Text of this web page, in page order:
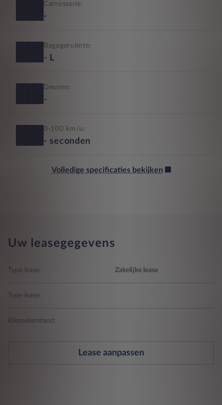
Carrosserie:
-
Bagageruimte:
- L
Deuren:
-
0-100 km/u:
- seconden
Volledige specificaties bekijken
Uw leasegegevens
Type lease: Zakelijke lease
Type lease:
Kilometerstand:
Lease aanpassen